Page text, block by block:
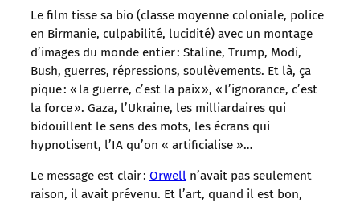
Le film tisse sa bio (classe moyenne coloniale, police
en Birmanie, culpabilité, lucidité) avec un montage
d’images du monde entier : Staline, Trump, Modi,
Bush, guerres, répressions, soulèvements. Et là, ça
pique : « la guerre, c’est la paix », « l’ignorance, c’est
la force ». Gaza, l’Ukraine, les milliardaires qui
bidouillent le sens des mots, les écrans qui
hypnotisent, l’IA qu’on « artificialise »…
Le message est clair : Orwell n’avait pas seulement
raison, il avait prévenu. Et l’art, quand il est bon,